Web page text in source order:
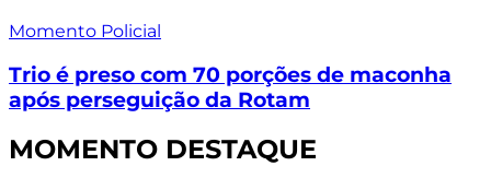
Momento Policial
Trio é preso com 70 porções de maconha
após perseguição da Rotam
MOMENTO DESTAQUE